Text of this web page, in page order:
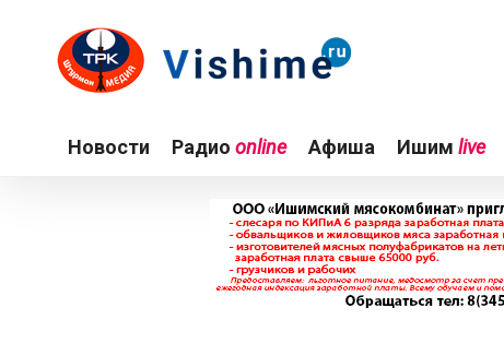
Новости Радио online Афиша Ишим live